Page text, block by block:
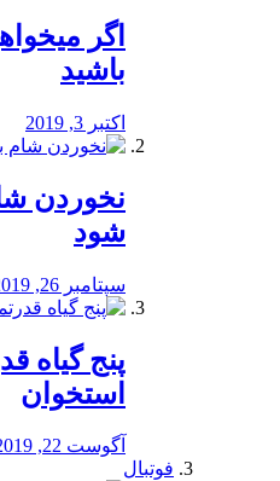
اگر
باشید
اکتبر 3, 2019
نخوردن
‌شود
سپتامبر 26, 2019
پنج گیاه
استخوان
آگوست 22, 2019
فوتبال